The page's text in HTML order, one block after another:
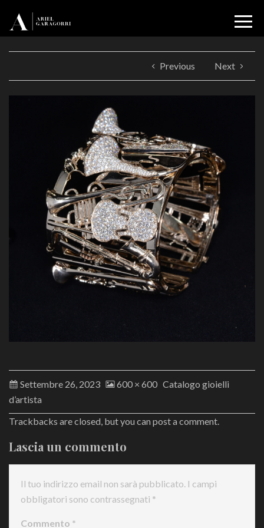
Previous Next
Settembre 26, 2023 600 × 600 Catalogo gioielli
d’artista
Trackbacks are closed, but you can post a comment.
Lascia un commento
Il tuo indirizzo email non sarà pubblicato. I campi
obbligatori sono contrassegnati *
Commento *